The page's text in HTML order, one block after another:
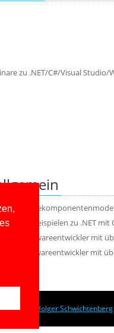
zu .NET/C#/Visual Studio/
Code-Beispielen zu .NET mit
für Softwareentwickler mit
für Softwareentwickler mit
- Dr. Holger Schwichtenberg